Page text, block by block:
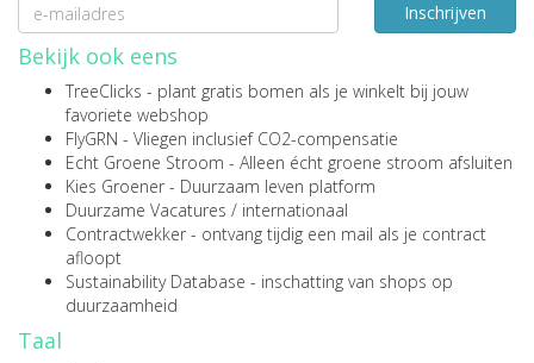
Inschrijven
Bekijk ook eens
TreeClicks - plant gratis bomen als je winkelt bij jouw
favoriete webshop
FlyGRN - Vliegen inclusief CO2-compensatie
Echt Groene Stroom - Alleen écht groene stroom afsluiten
Kies Groener - Duurzaam leven platform
Duurzame Vacatures / internationaal
Contractwekker - ontvang tijdig een mail als je contract
afloopt
Sustainability Database - inschatting van shops op
duurzaamheid
Taal